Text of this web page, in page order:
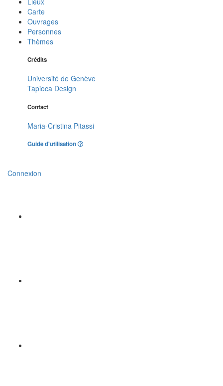
Carte
Ouvrages
Personnes
Thèmes
Crédits
Université de Genève
Tapioca Design
Contact
Maria-Cristina Pitassi
Guide d'utilisation
Connexion